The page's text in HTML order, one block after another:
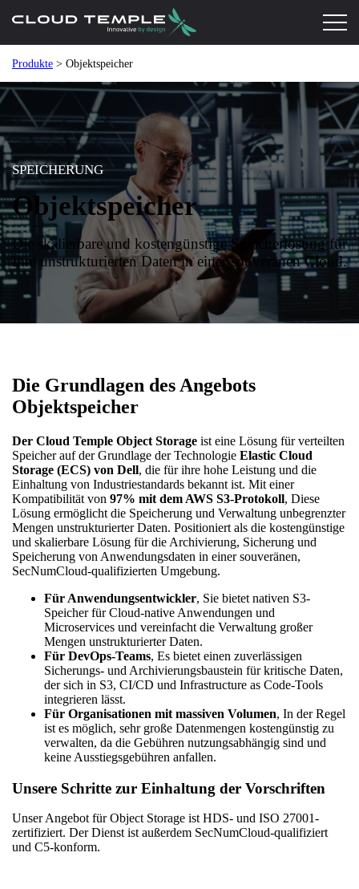
Produkte > Objektspeicher
SPEICHERUNG
Objektspeicher
Die skalierbare und kostengünstige Speicherlösung für
Ihre unstrukturierten Daten in einer souveränen Cloud.
Die Grundlagen des Angebots
Objektspeicher
Der Cloud Temple Object Storage ist eine Lösung für verteilten
Speicher auf der Grundlage der Technologie Elastic Cloud
Storage (ECS) von Dell, die für ihre hohe Leistung und die
Einhaltung von Industriestandards bekannt ist. Mit einer
Kompatibilität von 97% mit dem AWS S3-Protokoll, Diese
Lösung ermöglicht die Speicherung und Verwaltung unbegrenzter
Mengen unstrukturierter Daten. Positioniert als die kostengünstige
und skalierbare Lösung für die Archivierung, Sicherung und
Speicherung von Anwendungsdaten in einer souveränen,
SecNumCloud-qualifizierten Umgebung.
Für Anwendungsentwickler, Sie bietet nativen S3-
Speicher für Cloud-native Anwendungen und
Microservices und vereinfacht die Verwaltung großer
Mengen unstrukturierter Daten.
Für DevOps-Teams, Es bietet einen zuverlässigen
Sicherungs- und Archivierungsbaustein für kritische Daten,
der sich in S3, CI/CD und Infrastructure as Code-Tools
integrieren lässt.
Für Organisationen mit massiven Volumen, In der Regel
ist es möglich, sehr große Datenmengen kostengünstig zu
verwalten, da die Gebühren nutzungsabhängig sind und
keine Ausstiegsgebühren anfallen.
Unsere Schritte zur Einhaltung der Vorschriften
Unser Angebot für Object Storage ist HDS- und ISO 27001-
zertifiziert. Der Dienst ist außerdem SecNumCloud-qualifiziert
und C5-konform.